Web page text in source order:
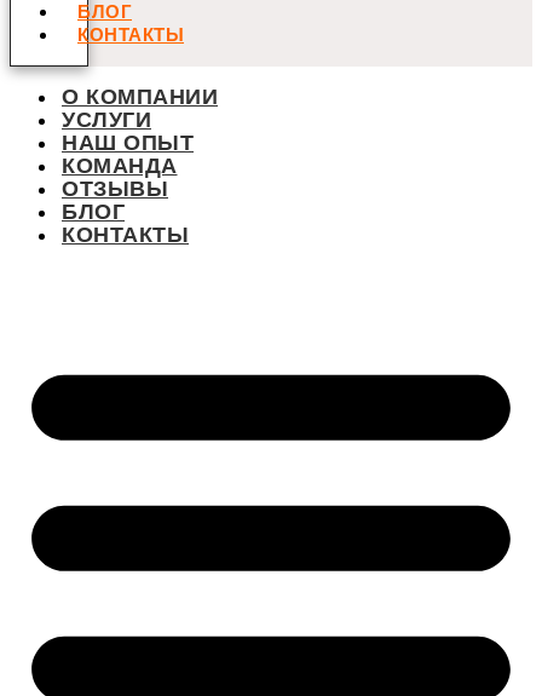
БЛОГ
КОНТАКТЫ
О КОМПАНИИ
УСЛУГИ
НАШ ОПЫТ
КОМАНДА
ОТЗЫВЫ
БЛОГ
КОНТАКТЫ